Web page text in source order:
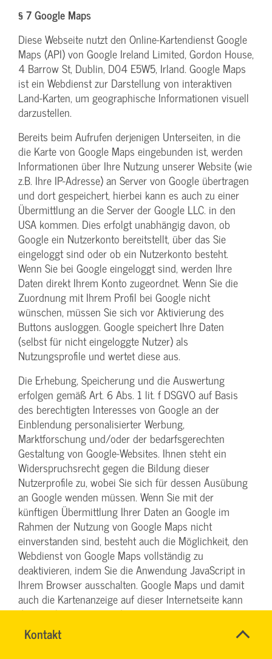
Kontakt
DENISE
Name*
§ 7 Google Maps
Diese Webseite nutzt den Online-Kartendienst Google
Maps (API) von Google Ireland Limited, Gordon House,
4 Barrow St, Dublin, D04 E5W5, Irland. Google Maps
ist ein Webdienst zur Darstellung von interaktiven
Land-Karten, um geographische Informationen visuell
darzustellen.
Bereits beim Aufrufen derjenigen Unterseiten, in die
die Karte von Google Maps eingebunden ist, werden
Informationen über Ihre Nutzung unserer Website (wie
z.B. Ihre IP-Adresse) an Server von Google übertragen
und dort gespeichert, hierbei kann es auch zu einer
Übermittlung an die Server der Google LLC. in den
USA kommen. Dies erfolgt unabhängig davon, ob
Google ein Nutzerkonto bereitstellt, über das Sie
eingeloggt sind oder ob ein Nutzerkonto besteht.
Wenn Sie bei Google eingeloggt sind, werden Ihre
Daten direkt Ihrem Konto zugeordnet. Wenn Sie die
Zuordnung mit Ihrem Profil bei Google nicht
wünschen, müssen Sie sich vor Aktivierung des
Buttons ausloggen. Google speichert Ihre Daten
(selbst für nicht eingeloggte Nutzer) als
Nutzungsprofile und wertet diese aus.
Die Erhebung, Speicherung und die Auswertung
erfolgen gemäß Art. 6 Abs. 1 lit. f DSGVO auf Basis
des berechtigten Interesses von Google an der
Einblendung personalisierter Werbung,
Marktforschung und/oder der bedarfsgerechten
Gestaltung von Google-Websites. Ihnen steht ein
Widerspruchsrecht gegen die Bildung dieser
Nutzerprofile zu, wobei Sie sich für dessen Ausübung
an Google wenden müssen. Wenn Sie mit der
künftigen Übermittlung Ihrer Daten an Google im
Rahmen der Nutzung von Google Maps nicht
einverstanden sind, besteht auch die Möglichkeit, den
Webdienst von Google Maps vollständig zu
deaktivieren, indem Sie die Anwendung JavaScript in
Ihrem Browser ausschalten. Google Maps und damit
auch die Kartenanzeige auf dieser Internetseite kann
dann nicht genutzt werden.
Soweit rechtlich erforderlich haben wir zur vorstehend